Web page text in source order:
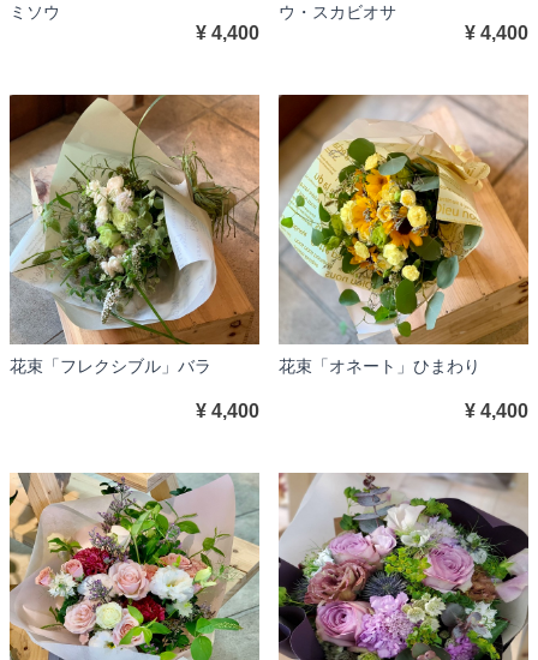
ミソウ
¥ 4,400
ウ・スカビオサ
¥ 4,400
花束「フレクシブル」バラ
¥ 4,400
花束「オネート」ひまわり
¥ 4,400